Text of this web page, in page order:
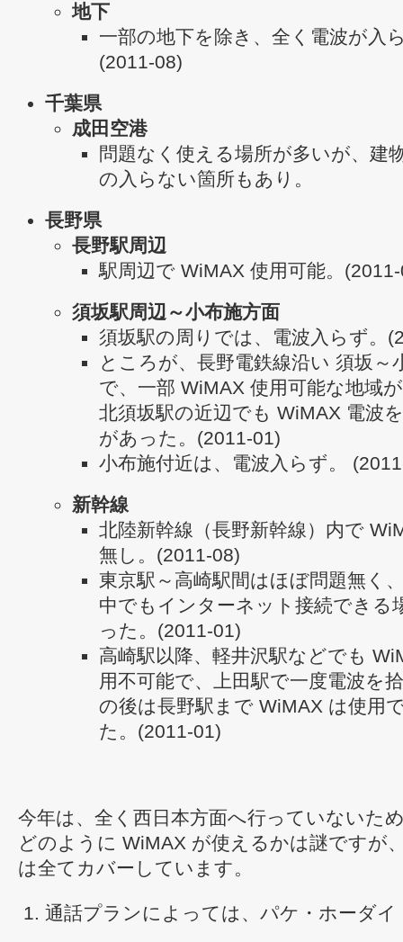
地下
一部の地下を除き、全く電波が入
(2011-08)
千葉県
成田空港
問題なく使える場所が多いが、建
の入らない箇所もあり。
長野県
長野駅周辺
駅周辺で WiMAX 使用可能。
須坂駅周辺～小布施方面
須坂駅の周りでは、電波入らず。
ところが、長野電鉄線沿い 須坂～
で、一部 WiMAX 使用可能な地域
北須坂駅の近辺でも WiMAX 電波
があった。(2011-01)
小布施付近は、電波入らず。
新幹線
北陸新幹線（長野新幹線）内で
無し。(2011-08)
東京駅～高崎駅間はほぼ問題無く
中でもインターネット接続できる
った。(2011-01)
高崎駅以降、軽井沢駅などでも
用不可能で、上田駅で一度電波を
の後は長野駅まで WiMAX は使用
た。(2011-01)
今年は、全く西日本方面へ行っていないた
どのように WiMAX が使えるかは謎ですが
は全てカバーしています。
通話プランによっては、パケ・ホーダイ